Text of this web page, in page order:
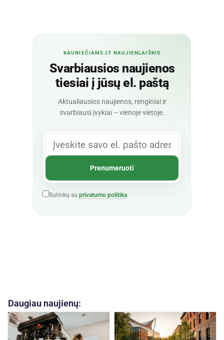
KAUNIEČIAMS.LT NAUJIENLAIŠKIS
Svarbiausios naujienos
tiesiai į jūsų el. paštą
Aktualiausios naujienos, renginiai ir
svarbiausi įvykiai – vienoje vietoje.
Sutinku su privatumo politika
Daugiau naujienų: